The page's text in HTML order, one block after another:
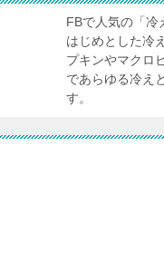
FBで人気の「冷
はじめとした冷
プキンやマクロ
であらゆる冷え
す。